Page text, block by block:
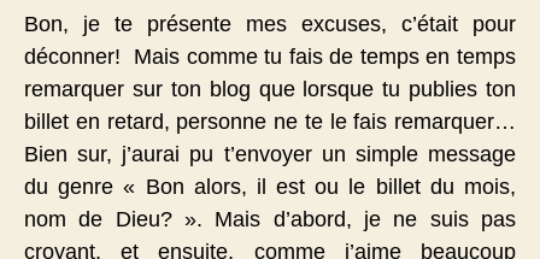
Bon, je te présente mes excuses, c’était pour
déconner! Mais comme tu fais de temps en temps
remarquer sur ton blog que lorsque tu publies ton
billet en retard, personne ne te le fais remarquer…
Bien sur, j’aurai pu t’envoyer un simple message
du genre « Bon alors, il est ou le billet du mois,
nom de Dieu? ». Mais d’abord, je ne suis pas
croyant, et ensuite, comme j’aime beaucoup